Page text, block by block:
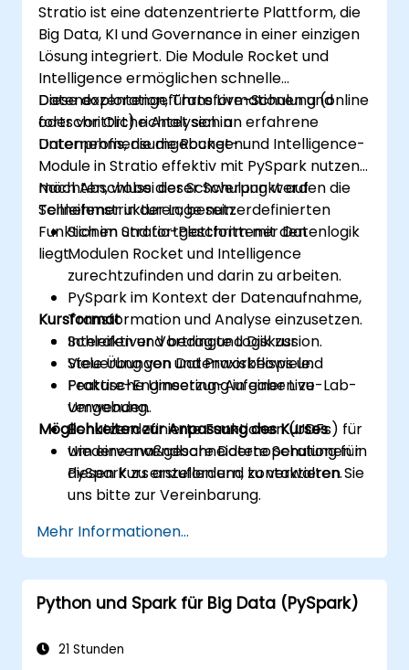
Stratio ist eine datenzentrierte Plattform, die
Big Data, KI und Governance in einer einzigen
Lösung integriert. Die Module Rocket und
Intelligence ermöglichen schnelle
Datenexploration, Transformationen und
fortschrittliche Analysen in
Unternehmensumgebungen.
Diese dozentengeführte Live-Schulung (online
oder vor Ort) richtet sich an erfahrene
Datenprofis, die die Rocket- und Intelligence-
Module in Stratio effektiv mit PySpark nutzen
möchten, wobei der Schwerpunkt auf
Schleifenstrukturen, benutzerdefinierten
Funktionen und fortgeschrittener Datenlogik
liegt.
Nach Abschluss dieser Schulung werden die
Teilnehmer in der Lage sein:
Sich im Stratio-Plattform mit den
Modulen Rocket und Intelligence
zurechtzufinden und darin zu arbeiten.
PySpark im Kontext der Datenaufnahme,
Transformation und Analyse einzusetzen.
Schleifen und bedingte Logik zur
Steuerung von Datenworkflows und
Feature-Engineering-Aufgaben zu
verwenden.
Benutzerdefinierte Funktionen (UDFs) für
wiederverwendbare Datenoperationen in
PySpark zu erstellen und zu verwalten.
Kursformat
Interaktiver Vortrag und Diskussion.
Viele Übungen und Praxisbeispiele.
Praktische Umsetzung in einer Live-Lab-
Umgebung.
Möglichkeiten zur Anpassung des Kurses
Um eine maßgeschneiderte Schulung für
diesen Kurs anzufordern, kontaktieren Sie
uns bitte zur Vereinbarung.
Mehr Informationen...
Python und Spark für Big Data (PySpark)
21 Stunden